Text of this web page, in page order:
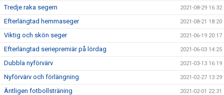
Tredje raka segern 2021-08-29 16:32
Efterlängtad hemmaseger 2021-08-21 18:20
Viktig och skön seger 2021-06-19 20:17
Efterlängtad seriepremiär på lördag 2021-06-03 14:25
Dubbla nyförvärv 2021-03-13 16:19
Nyförvärv och förlängning 2021-02-27 13:29
Äntligen fotbollsträning 2021-02-01 22:31